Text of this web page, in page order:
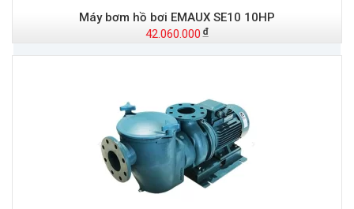
Máy bơm hồ bơi EMAUX SE10 10HP
42.060.000